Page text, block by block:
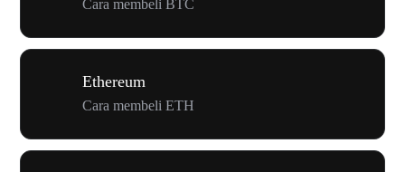
Cara membeli BTC
Ethereum
Cara membeli ETH